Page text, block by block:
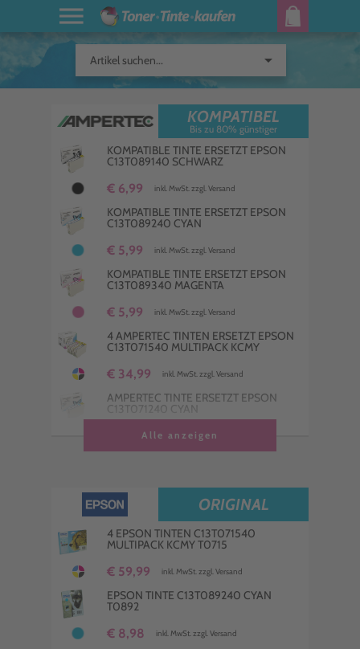
Artikel suchen... arrow_drop_down
KOMPATIBEL
Bis zu 80% günstiger
KOMPATIBLE TINTE ERSETZT EPSON
C13T089140 SCHWARZ
€ 6,99 inkl. MwSt. zzgl. Versand
KOMPATIBLE TINTE ERSETZT EPSON
C13T089240 CYAN
€ 5,99 inkl. MwSt. zzgl. Versand
KOMPATIBLE TINTE ERSETZT EPSON
C13T089340 MAGENTA
€ 5,99 inkl. MwSt. zzgl. Versand
4 AMPERTEC TINTEN ERSETZT EPSON
C13T071540 MULTIPACK KCMY
€ 34,99 inkl. MwSt. zzgl. Versand
AMPERTEC TINTE ERSETZT EPSON
C13T071240 CYAN
€ 9,98 inkl. MwSt. zzgl. Versand
€ 11,00 inkl. MwSt. zzgl. Versand
AMPERTEC TINTE ERSETZT EPSON
C13T071340 MAGENTA
C13T071440 YELLOW
Alle anzeigen
ORIGINAL
4 EPSON TINTEN C13T071540
MULTIPACK KCMY T0715
€ 59,99 inkl. MwSt. zzgl. Versand
EPSON TINTE C13T089240 CYAN
T0892
€ 8,98 inkl. MwSt. zzgl. Versand